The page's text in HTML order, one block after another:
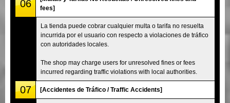
06
fees]
La tienda puede cobrar cualquier multa o tarifa no resuelta
incurrida por el usuario con respecto a violaciones de tráfico
con autoridades locales.
The shop may charge users for unresolved fines or fees
incurred regarding traffic violations with local authorities.
07 [Accidentes de Tráfico / Traffic Accidents]